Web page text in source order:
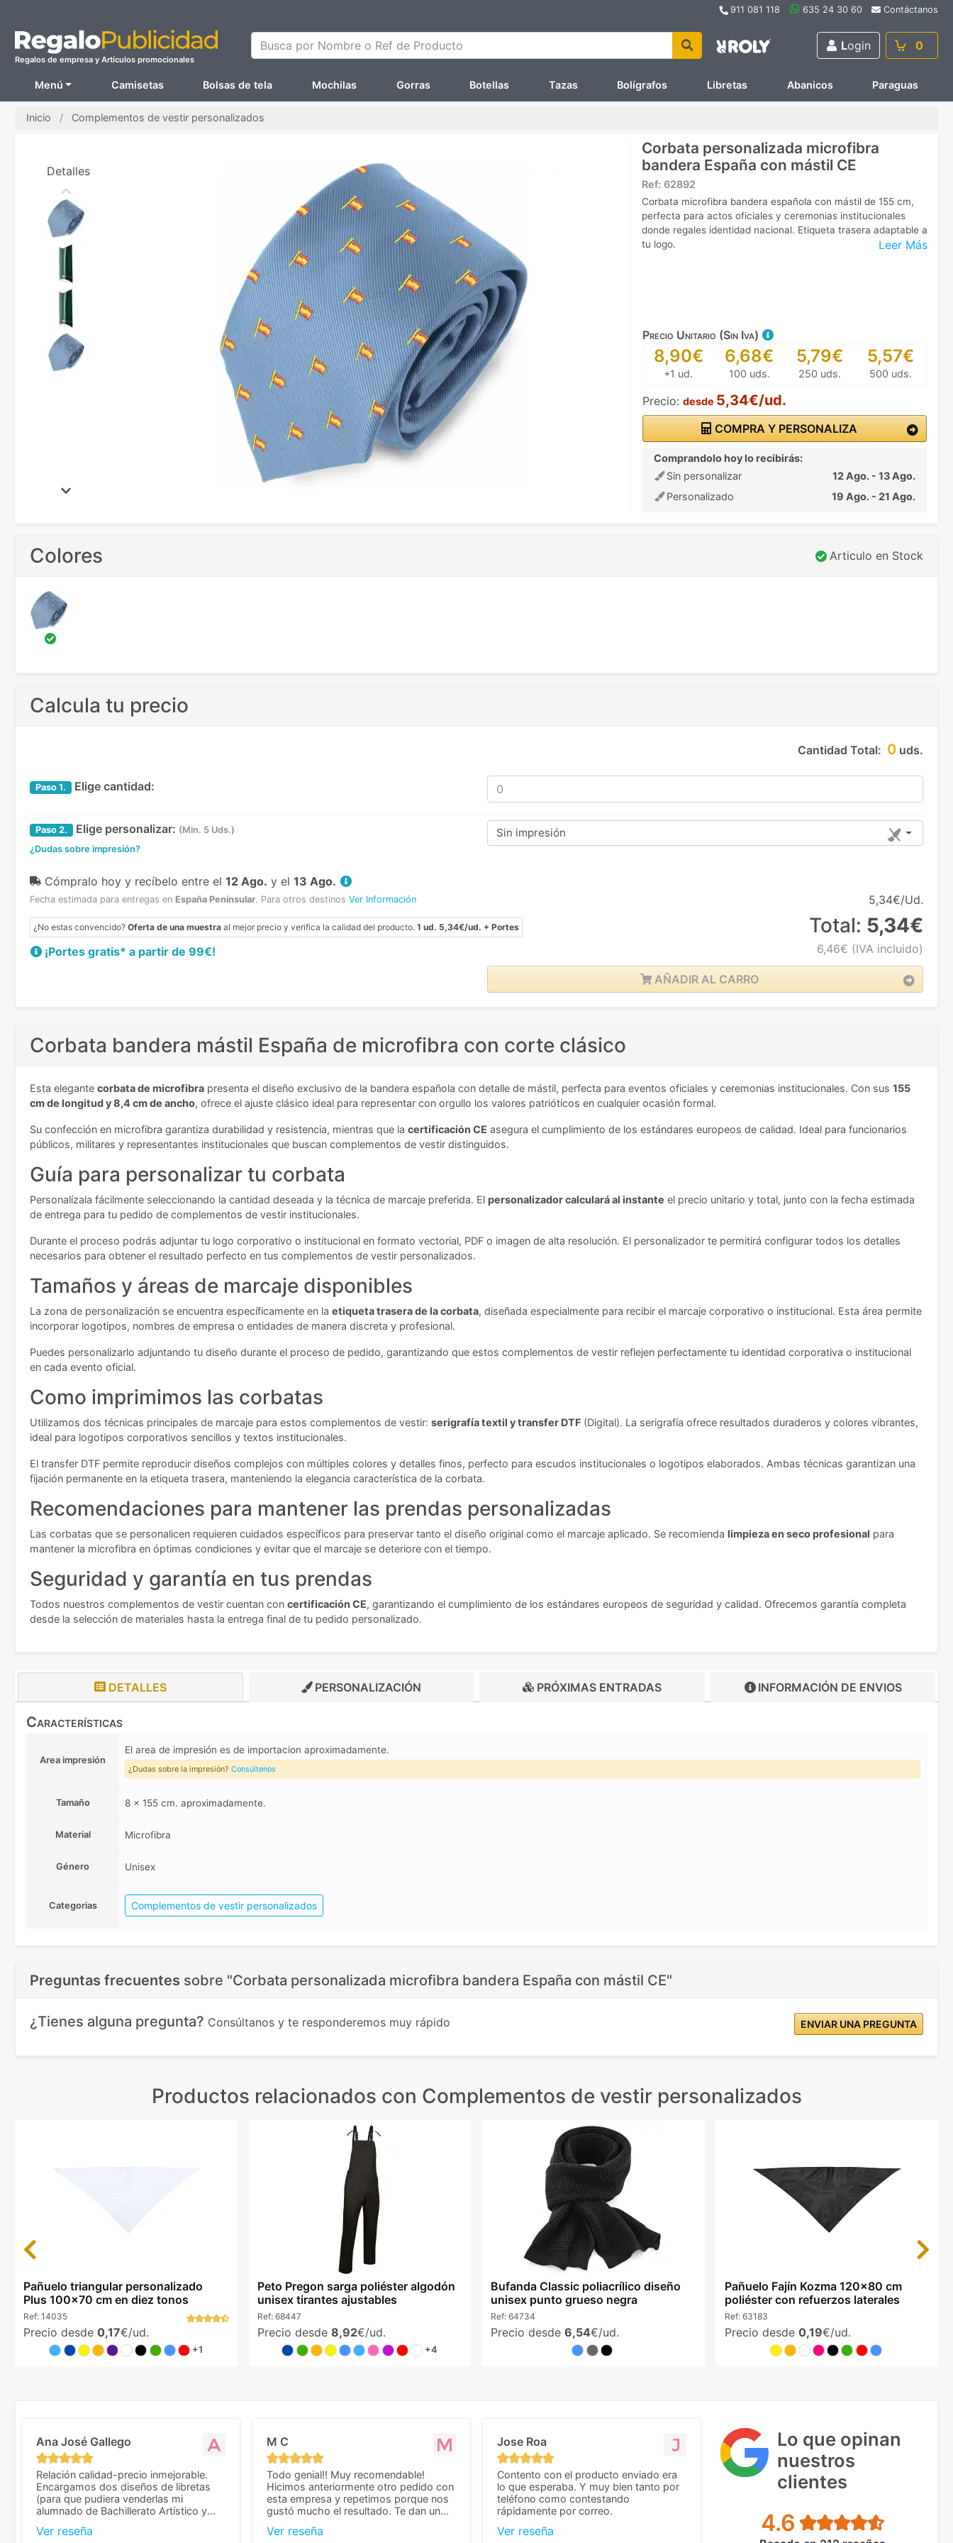
911 081 118 635 24 30 60 Contáctanos
Regalos de empresa y Artículos promocionales
Busca por Nombre o Ref de Producto Login 0
Menú Camisetas Bolsas de tela Mochilas Gorras Botellas Tazas Bolígrafos Libretas Abanicos Paraguas
Inicio Complementos de vestir personalizados
Corbata personalizada microfibra
bandera España con mástil CE
Ref: 62892
Leer Más
Corbata microfibra bandera española con mástil de 155 cm,
perfecta para actos oficiales y ceremonias institucionales
donde regales identidad nacional. Etiqueta trasera adaptable a
tu logo.
Precio Unitario (Sin Iva)
8,90€
+1 ud.
6,68€
100 uds.
5,79€
250 uds.
5,57€
500 uds.
Precio: desde 5,34€/ud.
COMPRA Y PERSONALIZA
Comprandolo hoy lo recibirás:
Sin personalizar
12 Ago. - 13 Ago.
Personalizado
19 Ago. - 21 Ago.
Detalles
Colores Articulo en Stock
Calcula tu precio
Cantidad Total: 0 uds.
Paso 1. Elige cantidad:
Paso 2. Elige personalizar: (Min. 5 Uds.)
¿Dudas sobre impresión?
Sin impresión
Cómpralo hoy y recíbelo entre el 12 Ago. y el 13 Ago.
Fecha estimada para entregas en España Peninsular. Para otros destinos Ver Información
¿No estas convencido? Oferta de una muestra al mejor precio y verifica la calidad del producto. 1 ud. 5,34€/ud. + Portes
¡Portes gratis* a partir de 99€!
5,34€/Ud.
Total: 5,34€
6,46€ (IVA incluido)
AÑADIR AL CARRO
Corbata bandera mástil España de microfibra con corte clásico
Esta elegante corbata de microfibra presenta el diseño exclusivo de la bandera española con detalle de mástil, perfecta para eventos oficiales y ceremonias institucionales. Con sus 155
cm de longitud y 8,4 cm de ancho, ofrece el ajuste clásico ideal para representar con orgullo los valores patrióticos en cualquier ocasión formal.
Su confección en microfibra garantiza durabilidad y resistencia, mientras que la certificación CE asegura el cumplimiento de los estándares europeos de calidad. Ideal para funcionarios
públicos, militares y representantes institucionales que buscan complementos de vestir distinguidos.
Guía para personalizar tu corbata
Personalízala fácilmente seleccionando la cantidad deseada y la técnica de marcaje preferida. El personalizador calculará al instante el precio unitario y total, junto con la fecha estimada
de entrega para tu pedido de complementos de vestir institucionales.
Durante el proceso podrás adjuntar tu logo corporativo o institucional en formato vectorial, PDF o imagen de alta resolución. El personalizador te permitirá configurar todos los detalles
necesarios para obtener el resultado perfecto en tus complementos de vestir personalizados.
Tamaños y áreas de marcaje disponibles
La zona de personalización se encuentra específicamente en la etiqueta trasera de la corbata, diseñada especialmente para recibir el marcaje corporativo o institucional. Esta área permite
incorporar logotipos, nombres de empresa o entidades de manera discreta y profesional.
Puedes personalizarlo adjuntando tu diseño durante el proceso de pedido, garantizando que estos complementos de vestir reflejen perfectamente tu identidad corporativa o institucional
en cada evento oficial.
Como imprimimos las corbatas
Utilizamos dos técnicas principales de marcaje para estos complementos de vestir: serigrafía textil y transfer DTF (Digital). La serigrafía ofrece resultados duraderos y colores vibrantes,
ideal para logotipos corporativos sencillos y textos institucionales.
El transfer DTF permite reproducir diseños complejos con múltiples colores y detalles finos, perfecto para escudos institucionales o logotipos elaborados. Ambas técnicas garantizan una
fijación permanente en la etiqueta trasera, manteniendo la elegancia característica de la corbata.
Recomendaciones para mantener las prendas personalizadas
Las corbatas que se personalicen requieren cuidados específicos para preservar tanto el diseño original como el marcaje aplicado. Se recomienda limpieza en seco profesional para
mantener la microfibra en óptimas condiciones y evitar que el marcaje se deteriore con el tiempo.
Seguridad y garantía en tus prendas
Todos nuestros complementos de vestir cuentan con certificación CE, garantizando el cumplimiento de los estándares europeos de seguridad y calidad. Ofrecemos garantía completa
desde la selección de materiales hasta la entrega final de tu pedido personalizado.
DETALLES PERSONALIZACIÓN PRÓXIMAS ENTRADAS INFORMACIÓN DE ENVIOS
Características
Area impresión
El area de impresión es de importacion aproximadamente.
¿Dudas sobre la impresión? Consúltenos
Tamaño 8 x 155 cm. aproximadamente.
Material Microfibra
Género Unisex
Categorias Complementos de vestir personalizados
Preguntas frecuentes sobre "Corbata personalizada microfibra bandera España con mástil CE"
¿Tienes alguna pregunta? Consúltanos y te responderemos muy rápido ENVIAR UNA PREGUNTA
Productos relacionados con Complementos de vestir personalizados
Pañuelo triangular personalizado
Plus 100x70 cm en diez tonos
Ref: 14035
Precio desde 0,17€/ud.
+1
Peto Pregon sarga poliéster algodón
unisex tirantes ajustables
Ref: 68447
Precio desde 8,92€/ud.
+4
Bufanda Classic poliacrílico diseño
unisex punto grueso negra
Ref: 64734
Precio desde 6,54€/ud.
Pañuelo Fajín Kozma 120x80 cm
poliéster con refuerzos laterales
Ref: 63183
Precio desde 0,19€/ud.
Previous Next
Lo que opinan
nuestros
clientes
4.6
Ana José Gallego
Relación calidad-precio inmejorable.
Encargamos dos diseños de libretas
(para que pudiera venderlas mi
alumnado de Bachillerato Artístico y
mejor presupuesto con diferencia, con
Ver reseña
M C
Todo genial!! Muy recomendable!
Hicimos anteriormente otro pedido con
esta empresa y repetimos porque nos
gustó mucho el resultado. Te dan un
que valoramos mucho cuando se trata
Ver reseña
Jose Roa
Contento con el producto enviado era
lo que esperaba. Y muy bien tanto por
teléfono como contestando
rápidamente por correo.
Ver reseña